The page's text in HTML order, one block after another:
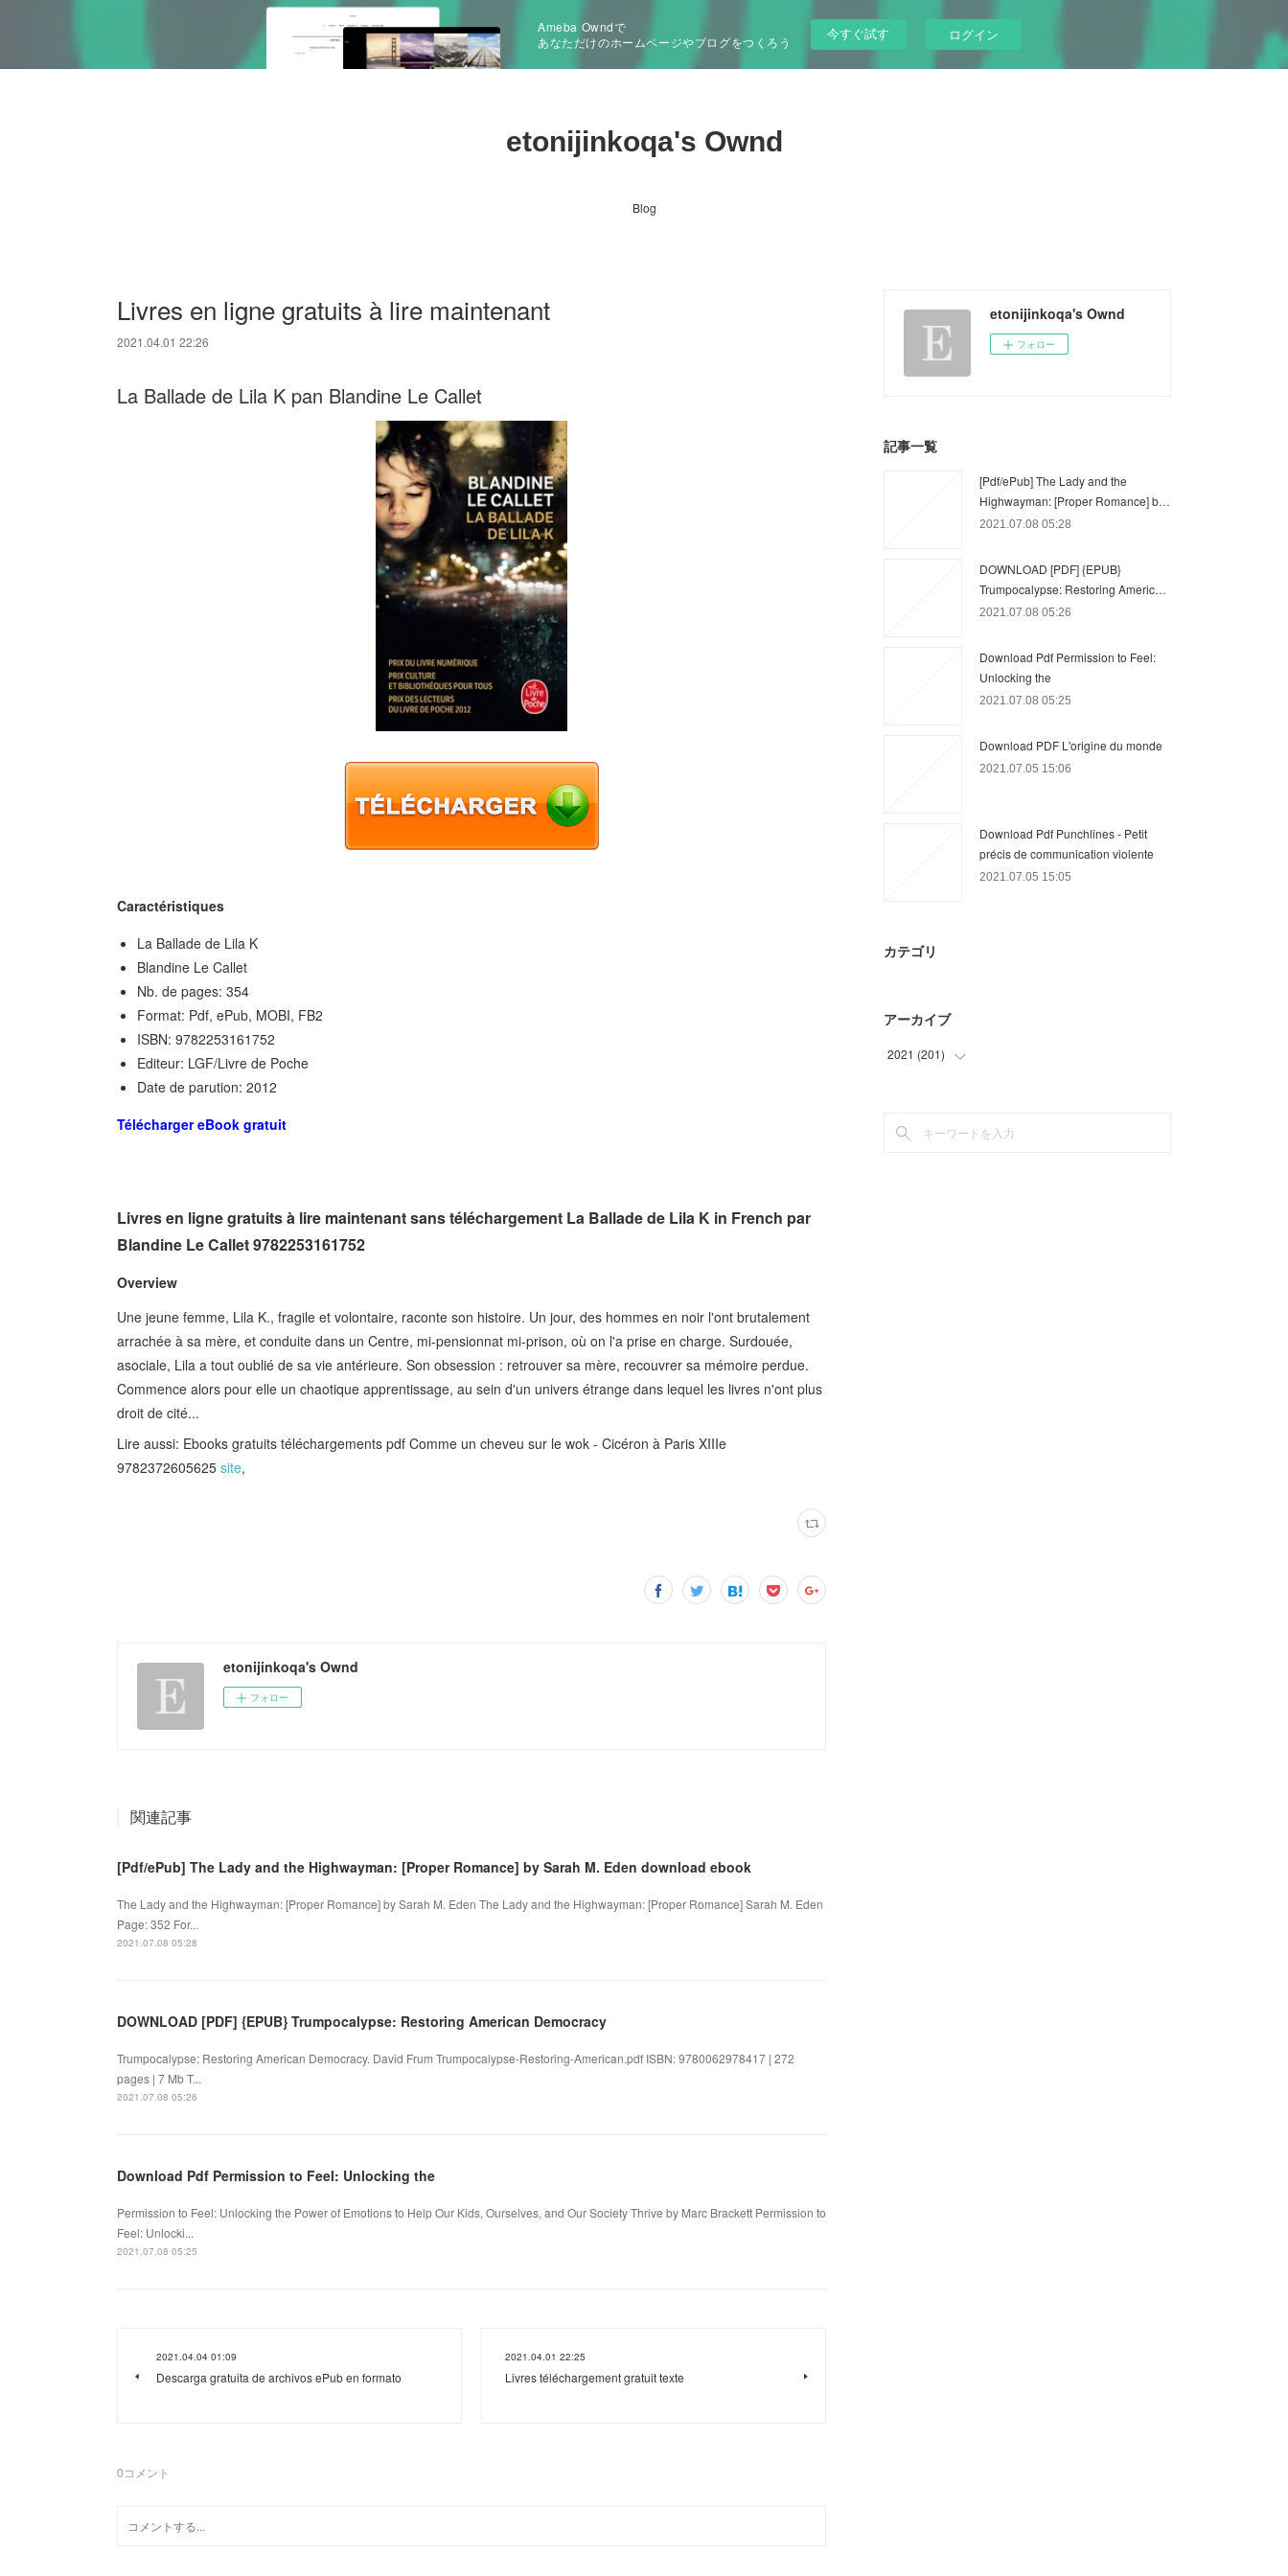
Ameba Owndで
あなただけのホームページやブログをつくろう
今すぐ試す ログイン
etonijinkoqa's Ownd
Blog
Livres en ligne gratuits à lire maintenant
2021.04.01 22:26
La Ballade de Lila K pan Blandine Le Callet
Caractéristiques
La Ballade de Lila K
Blandine Le Callet
Nb. de pages: 354
Format: Pdf, ePub, MOBI, FB2
ISBN: 9782253161752
Editeur: LGF/Livre de Poche
Date de parution: 2012
Télécharger eBook gratuit
Livres en ligne gratuits à lire maintenant sans téléchargement La Ballade de Lila K in French par
Blandine Le Callet 9782253161752
Overview
Une jeune femme, Lila K., fragile et volontaire, raconte son histoire. Un jour, des hommes en noir l'ont brutalement
arrachée à sa mère, et conduite dans un Centre, mi-pensionnat mi-prison, où on l'a prise en charge. Surdouée,
asociale, Lila a tout oublié de sa vie antérieure. Son obsession : retrouver sa mère, recouvrer sa mémoire perdue.
Commence alors pour elle un chaotique apprentissage, au sein d'un univers étrange dans lequel les livres n'ont plus
droit de cité...
Lire aussi: Ebooks gratuits téléchargements pdf Comme un cheveu sur le wok - Cicéron à Paris XIIIe
9782372605625 site,
etonijinkoqa's Ownd
フォロー
関連記事
[Pdf/ePub] The Lady and the Highwayman: [Proper Romance] by Sarah M. Eden download ebook
The Lady and the Highwayman: [Proper Romance] by Sarah M. Eden The Lady and the Highwayman: [Proper Romance] Sarah M. Eden
Page: 352 For...
2021.07.08 05:28
DOWNLOAD [PDF] {EPUB} Trumpocalypse: Restoring American Democracy
Trumpocalypse: Restoring American Democracy. David Frum Trumpocalypse-Restoring-American.pdf ISBN: 9780062978417 | 272
pages | 7 Mb T...
2021.07.08 05:26
Download Pdf Permission to Feel: Unlocking the
Permission to Feel: Unlocking the Power of Emotions to Help Our Kids, Ourselves, and Our Society Thrive by Marc Brackett Permission to
Feel: Unlocki...
2021.07.08 05:25
2021.04.04 01:09
Descarga gratuita de archivos ePub en formato
2021.04.01 22:25
Livres téléchargement gratuit texte
0コメント
etonijinkoqa's Ownd
フォロー
記事一覧
[Pdf/ePub] The Lady and the
Highwayman: [Proper Romance] b…
2021.07.08 05:28
DOWNLOAD [PDF] {EPUB}
Trumpocalypse: Restoring Americ…
2021.07.08 05:26
Download Pdf Permission to Feel:
Unlocking the
2021.07.08 05:25
Download PDF L'origine du monde
2021.07.05 15:06
Download Pdf Punchlines - Petit
précis de communication violente
2021.07.05 15:05
カテゴリ
アーカイブ
2021 (201)
(